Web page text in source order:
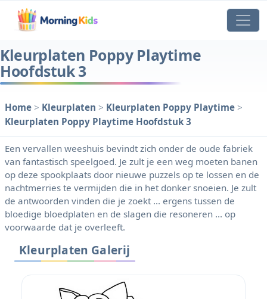
Kleurplaten Poppy Playtime
Hoofdstuk 3
Home > Kleurplaten > Kleurplaten Poppy Playtime >
Kleurplaten Poppy Playtime Hoofdstuk 3
Een vervallen weeshuis bevindt zich onder de oude fabriek
van fantastisch speelgoed. Je zult je een weg moeten banen
op deze spookplaats door nieuwe puzzels op te lossen en de
nachtmerries te vermijden die in het donker snoeien. Je zult
de antwoorden vinden die je zoekt ... ergens tussen de
bloedige bloedplaten en de slagen die resoneren ... op
voorwaarde dat je overleeft.
Kleurplaten Galerij